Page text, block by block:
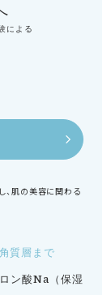
による
、肌の美容に関わる
質層まで
ン酸Na（保湿